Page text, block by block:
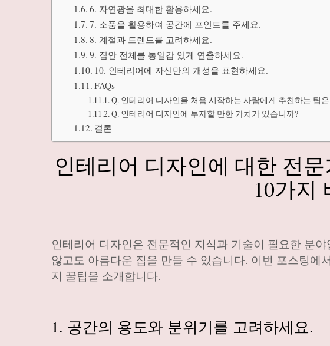
6. 자연광을 최대한 활용하세요.
7. 소품을 활용하여 공간에 포인트를 주세요.
8. 계절과 트렌드를 고려하세요.
9. 집안 전체를 통일감 있게 연출하세요.
10. 인테리어에 자신만의 개성을 표현하세요.
FAQs
Q. 인테리어 디자인을 처음 시작하는 사람에게 추천하는 팁
Q. 인테리어 디자인에 투자할 만한 가치가 있습니까?
결론
인테리어 디자인에 대한 전
10가지
인테리어 디자인은 전문적인 지식과 기술이 필요한 분
않고도 아름다운 집을 만들 수 있습니다. 이번 포스팅에
지 꿀팁을 소개합니다.
1. 공간의 용도와 분위기를 고려하세요.